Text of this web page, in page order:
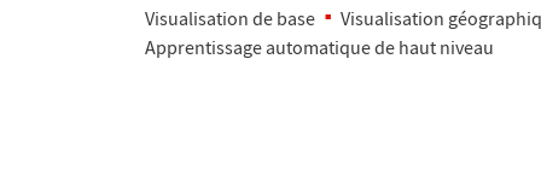
Visualisation de base Visualisation gé
Apprentissage automatique de haut niveau